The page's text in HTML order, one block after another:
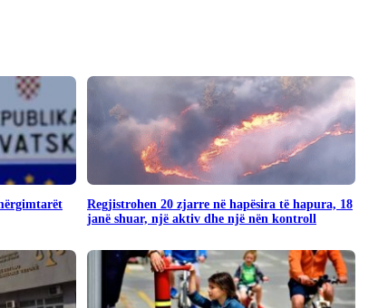
Regjistrohen 20 zjarre në hapësira të hapura, 18
janë shuar, një aktiv dhe një nën kontroll